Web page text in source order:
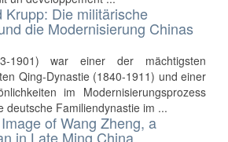
Krupp: Die militärische
die Modernisierung Chinas
1901) war einer der mächtigsten
Qing-Dynastie (1840-1911) und einer
im Modernisierungsprozess
deutsche Familiendynastie im ...
of Wang Zheng, a
in Late Ming China